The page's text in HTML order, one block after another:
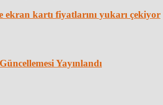
kartı fiyatlarını yukarı çekiyor
Yayınlandı